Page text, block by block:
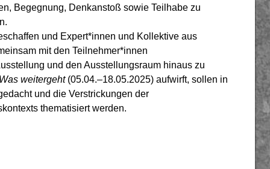
Begegnung, Denkanstoß sowie Teilhabe zu
und Expert*innen und Kollektive aus
mit den Teilnehmer*innen
und den Ausstellungsraum hinaus zu
weitergeht(05.04.–18.05.2025) aufwirft, sollen in
und die Verstrickungen der
thematisiert werden.